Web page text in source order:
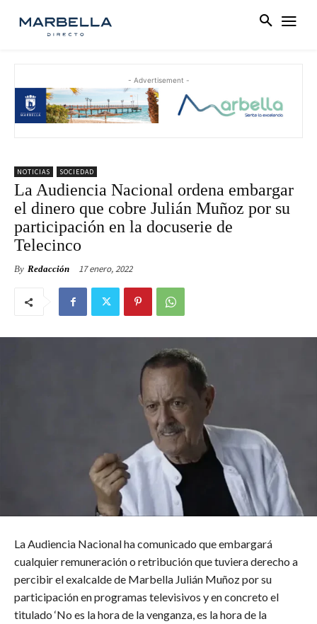
- Advertisement -
NOTICIAS SOCIEDAD
La Audiencia Nacional ordena embargar
el dinero que cobre Julián Muñoz por su
participación en la docuserie de
Telecinco
By Redacción 17 enero, 2022
La Audiencia Nacional ha comunicado que embargará
cualquier remuneración o retribución que tuviera derecho a
percibir el exalcalde de Marbella Julián Muñoz por su
participación en programas televisivos y en concreto el
titulado ‘No es la hora de la venganza, es la hora de la